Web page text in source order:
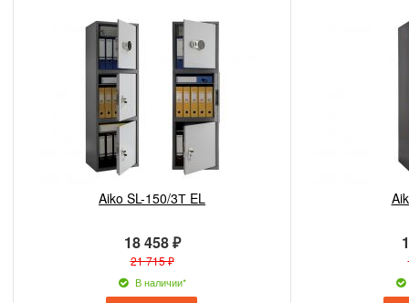
Aiko SL-150/3Т EL
18 458 ₽
21 715 ₽
В наличии*